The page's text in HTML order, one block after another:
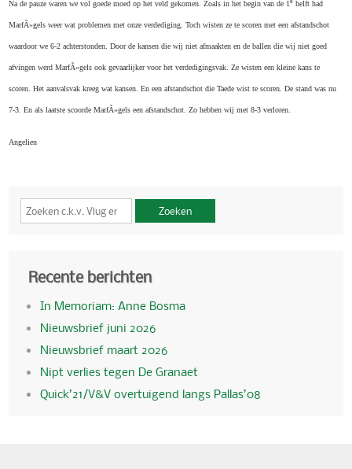
Na de pauze waren we vol goede moed op het veld gekomen. Zoals in het begin van de 1 helft had
MarfÃ»gels weer wat problemen met onze verdediging. Toch wisten ze te scoren met een afstandschot
waardoor we 6-2 achterstonden.Door de kansen die wij niet afmaakten en de ballen die wij niet goed
afvingen werd MarfÃ»gels ook gevaarlijker voor het verdedigingsvak. Ze wisten een kleine kans te
scoren.Het aanvalsvak kreeg wat kansen. En een afstandschot die Taede wist te scoren. De stand was nu
7-3. En als laatste scoorde MarfÃ»gels een afstandschot.Zo hebben wij met 8-3 verloren.
Angelien
Zoeken
Recente berichten
In Memoriam: Anne Bosma
Nieuwsbrief juni 2026
Nieuwsbrief maart 2026
Nipt verlies tegen De Granaet
Quick’21/V&V overtuigend langs Pallas’08